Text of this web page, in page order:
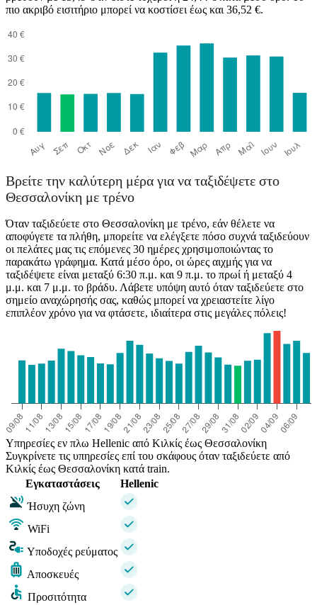
πιο ακριβό εισιτήριο μπορεί να κοστίσει έως και 36,52 €.
Βρείτε την καλύτερη μέρα για να ταξιδέψετε στο
Θεσσαλονίκη με τρένο
Όταν ταξιδεύετε στο Θεσσαλονίκη με τρένο, εάν θέλετε να
αποφύγετε τα πλήθη, μπορείτε να ελέγξετε πόσο συχνά ταξιδεύουν
οι πελάτες μας τις επόμενες 30 ημέρες χρησιμοποιώντας το
παρακάτω γράφημα. Κατά μέσο όρο, οι ώρες αιχμής για να
ταξιδέψετε είναι μεταξύ 6:30 π.μ. και 9 π.μ. το πρωί ή μεταξύ 4
μ.μ. και 7 μ.μ. το βράδυ. Λάβετε υπόψη αυτό όταν ταξιδεύετε στο
σημείο αναχώρησής σας, καθώς μπορεί να χρειαστείτε λίγο
επιπλέον χρόνο για να φτάσετε, ιδιαίτερα στις μεγάλες πόλεις!
Υπηρεσίες εν πλω Hellenic από Κιλκίς έως Θεσσαλονίκη
Συγκρίνετε τις υπηρεσίες επί του σκάφους όταν ταξιδεύετε από
Κιλκίς έως Θεσσαλονίκη κατά train.
Εγκαταστάσεις
Hellenic
Ήσυχη ζώνη
WiFi
Υποδοχές ρεύματος
Αποσκευές
Προσιτότητα